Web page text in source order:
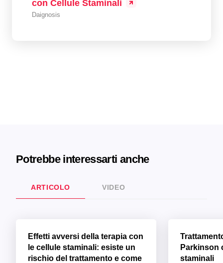
con Cellule Staminali
Daignosis
Potrebbe interessarti anche
ARTICOLO VIDEO
Effetti avversi della terapia con
le cellule staminali: esiste un
rischio del trattamento e come
Parkinson
staminali